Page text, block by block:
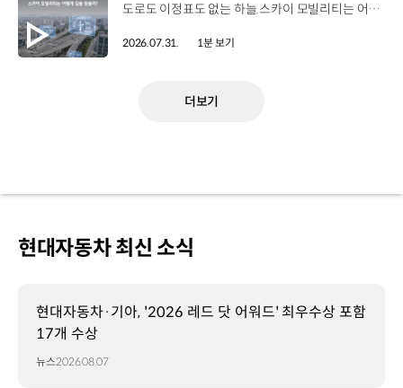
도로도 이정표도 없는 하늘.스카이 모빌리티는 어떻게 목적지까지 이동할 수 있을까요? 현대진행형 팟캐스트 EP.20에서 확인하세요.📻 #현대자동차그룹 #현대진행형 #모빌리티팟캐스트 #하늘길 #스카이모빌리티 #우주 #우주항공 #자율주행 #모빌리티
2026.07.31. 1분 보기
더보기
현대자동차 최신 소식
현대자동차·기아, '2026 레드 닷 어워드' 최우수상 포함
17개 수상
뉴스2026.08.07